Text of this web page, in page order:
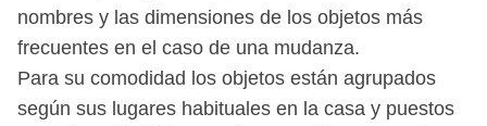
nombres y las dimensiones de los objetos más
frecuentes en el caso de una mudanza.
Para su comodidad los objetos están agrupados
según sus lugares habituales en la casa y puestos